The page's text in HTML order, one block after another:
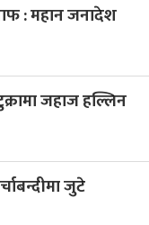
: महान जनादेश
जहाज हल्लिन
जुटे